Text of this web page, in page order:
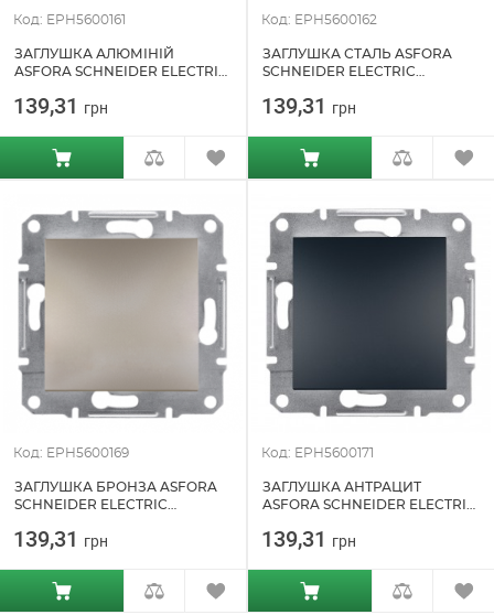
Код: EPH5600161
ЗАГЛУШКА АЛЮМІНІЙ
ASFORA SCHNEIDER ELECTRIC
139,31 грн
Код: EPH5600162
ЗАГЛУШКА СТАЛЬ ASFORA
SCHNEIDER ELECTRIC
139,31 грн
Код: EPH5600169
ЗАГЛУШКА БРОНЗА ASFORA
SCHNEIDER ELECTRIC
139,31 грн
Код: EPH5600171
ЗАГЛУШКА АНТРАЦИТ
ASFORA SCHNEIDER ELECTRIC
139,31 грн